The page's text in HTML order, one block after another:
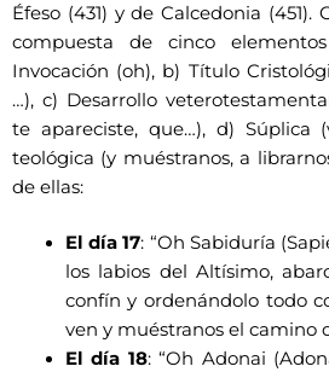
Éfeso (431) y de Calcedonia (451).
compuesta de cinco
Invocación (oh), b) Título
…), c) Desarrollo
te apareciste, que…), d) Súplica
teológica (y muéstranos, a
de ellas:
El día 17: “Oh Sabiduría
los labios del Altísimo,
confín y ordenándolo todo
ven y muéstranos el camino
El día 18: “Oh Adonai